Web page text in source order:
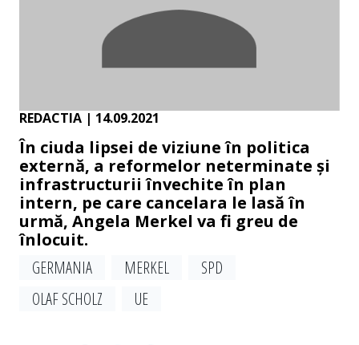
REDACTIA | 14.09.2021
În ciuda lipsei de viziune în politica
externă, a reformelor neterminate și
infrastructurii învechite în plan
intern, pe care cancelara le lasă în
urmă, Angela Merkel va fi greu de
înlocuit.
GERMANIA
MERKEL
SPD
OLAF SCHOLZ
UE